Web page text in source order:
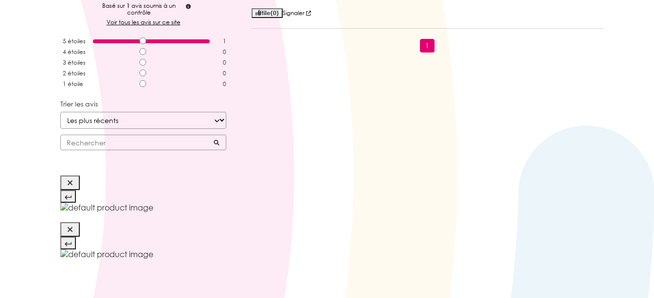
Basé sur 1 avis soumis à un
contrôle
Voir tous les avis sur ce site
5 étoiles
1
4 étoiles
0
3 étoiles
0
2 étoiles
0
1 étoile 0
Trier les avis
Utile(0) Signaler
1